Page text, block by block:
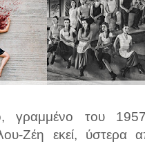
γραμμένο του
Ζέη εκεί,